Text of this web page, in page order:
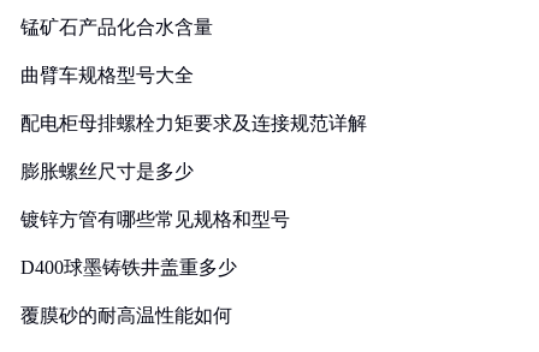
锰矿石产品化合水含量
曲臂车规格型号大全
配电柜母排螺栓力矩要求及连接规范详解
膨胀螺丝尺寸是多少
镀锌方管有哪些常见规格和型号
D400球墨铸铁井盖重多少
覆膜砂的耐高温性能如何